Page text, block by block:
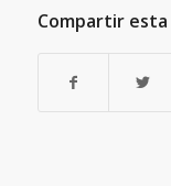
Compartir